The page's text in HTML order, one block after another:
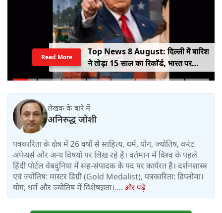
Top News 8 August: दिल्ली में बारिश
ने तोड़ा 15 साल का रिकॉर्ड, भारत पर
100% टैरिफ का खतरा; Gen Z पर कंगना
Read More
लेखक के बारे में
अनिरुद्ध जोशी
पत्रकारिता के क्षेत्र में 26 वर्षों से साहित्य, धर्म, योग, ज्योतिष, करंट
अफेयर्स और अन्य विषयों पर लिख रहे हैं। वर्तमान में विश्‍व के पहले
हिंदी पोर्टल वेबदुनिया में सह-संपादक के पद पर कार्यरत हैं। दर्शनशास्त्र
एवं ज्योतिष: मास्टर डिग्री (Gold Medalist), पत्रकारिता: डिप्लोमा।
योग, धर्म और ज्योतिष में विशेषज्ञता।.... और पढ़ें